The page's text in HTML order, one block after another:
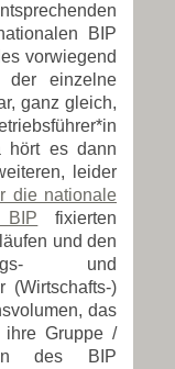
BIP
vorwiegend
der einzelne
ganz gleich,
hört es dann
leider
die nationale
BIP fixierten
und den
und
(Wirtschafts-)
das
Gruppe /
des BIP